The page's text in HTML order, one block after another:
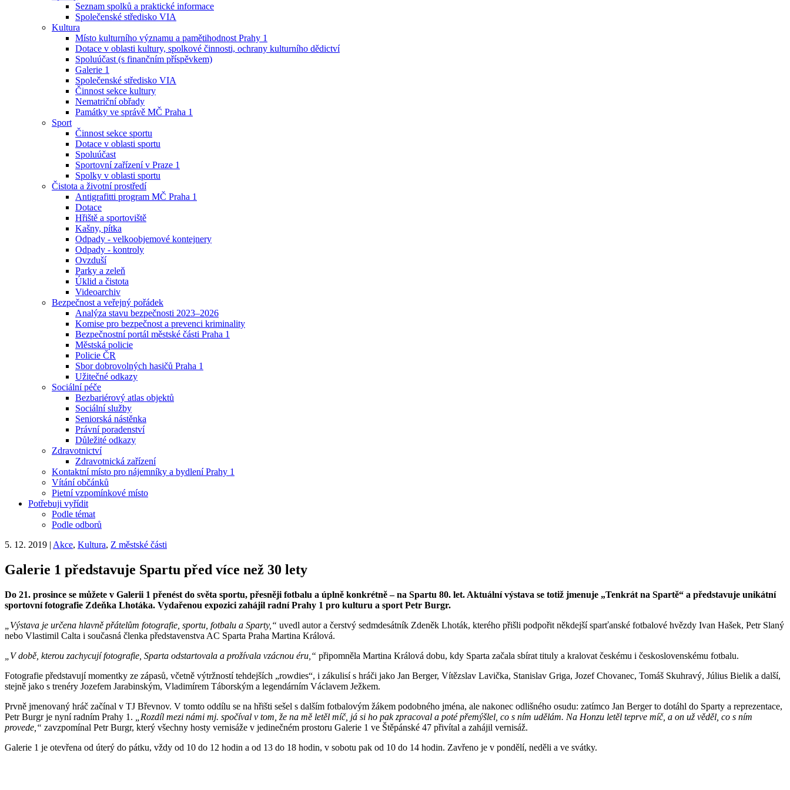
Seznam spolků a praktické informace
Společenské středisko VIA
Kultura
Místo kulturního významu a pamětihodnost Prahy 1
Dotace v oblasti kultury, spolkové činnosti, ochrany kulturního dědictví
Spoluúčast (s finančním příspěvkem)
Galerie 1
Společenské středisko VIA
Činnost sekce kultury
Nematriční obřady
Památky ve správě MČ Praha 1
Sport
Činnost sekce sportu
Dotace v oblasti sportu
Spoluúčast
Sportovní zařízení v Praze 1
Spolky v oblasti sportu
Čistota a životní prostředí
Antigrafitti program MČ Praha 1
Dotace
Hřiště a sportoviště
Kašny, pítka
Odpady - velkoobjemové kontejnery
Odpady - kontroly
Ovzduší
Parky a zeleň
Úklid a čistota
Videoarchiv
Bezpečnost a veřejný pořádek
Analýza stavu bezpečnosti 2023–2026
Komise pro bezpečnost a prevenci kriminality
Bezpečnostní portál městské části Praha 1
Městská policie
Policie ČR
Sbor dobrovolných hasičů Praha 1
Užitečné odkazy
Sociální péče
Bezbariérový atlas objektů
Sociální služby
Seniorská nástěnka
Právní poradenství
Důležité odkazy
Zdravotnictví
Zdravotnická zařízení
Kontaktní místo pro nájemníky a bydlení Prahy 1
Vítání občánků
Pietní vzpomínkové místo
Potřebuji vyřídit
Podle témat
Podle odborů
5. 12. 2019 | Akce, Kultura, Z městské části
Galerie 1 představuje Spartu před více než 30 lety
Do 21. prosince se můžete v Galerii 1 přenést do světa sportu, přesněji fotbalu a úplně konkrétně – na Spartu 80. let. Aktuální výstava se totiž jmenuje „Tenkrát na Spartě“ a představuje unikátní
sportovní fotografie Zdeňka Lhotáka. Vydařenou expozici zahájil radní Prahy 1 pro kulturu a sport Petr Burgr.
„Výstava je určena hlavně přátelům fotografie, sportu, fotbalu a Sparty,“ uvedl autor a čerstvý sedmdesátník Zdeněk Lhoták, kterého přišli podpořit někdejší sparťanské fotbalové hvězdy Ivan Hašek, Petr Slaný
nebo Vlastimil Calta i současná členka představenstva AC Sparta Praha Martina Králová.
„V době, kterou zachycují fotografie, Sparta odstartovala a prožívala vzácnou éru,“ připomněla Martina Králová dobu, kdy Sparta začala sbírat tituly a kralovat českému i československému fotbalu.
Fotografie představují momentky ze zápasů, včetně výtržností tehdejších „rowdies“, i zákulisí s hráči jako Jan Berger, Vítězslav Lavička, Stanislav Griga, Jozef Chovanec, Tomáš Skuhravý, Július Bielik a další,
stejně jako s trenéry Jozefem Jarabinským, Vladimírem Táborským a legendárním Václavem Ježkem.
Prvně jmenovaný hráč začínal v TJ Břevnov. V tomto oddílu se na hřišti sešel s dalším fotbalovým žákem podobného jména, ale nakonec odlišného osudu: zatímco Jan Berger to dotáhl do Sparty a reprezentace,
Petr Burgr je nyní radním Prahy 1.
„Rozdíl mezi námi mj. spočíval v tom, že na mě letěl míč, já si ho pak zpracoval a poté přemýšlel, co s ním udělám. Na Honzu letěl teprve míč, a on už věděl, co s ním
provede,“ zavzpomínal Petr Burgr, který všechny hosty vernisáže v jedinečném prostoru Galerie 1 ve Štěpánské 47 přivítal a zahájil vernisáž.
Galerie 1 je otevřena od úterý do pátku, vždy od 10 do 12 hodin a od 13 do 18 hodin, v sobotu pak od 10 do 14 hodin. Zavřeno je v pondělí, neděli a ve svátky.